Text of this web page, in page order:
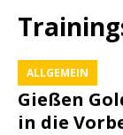
ALLGEMEIN
Gießen
in die